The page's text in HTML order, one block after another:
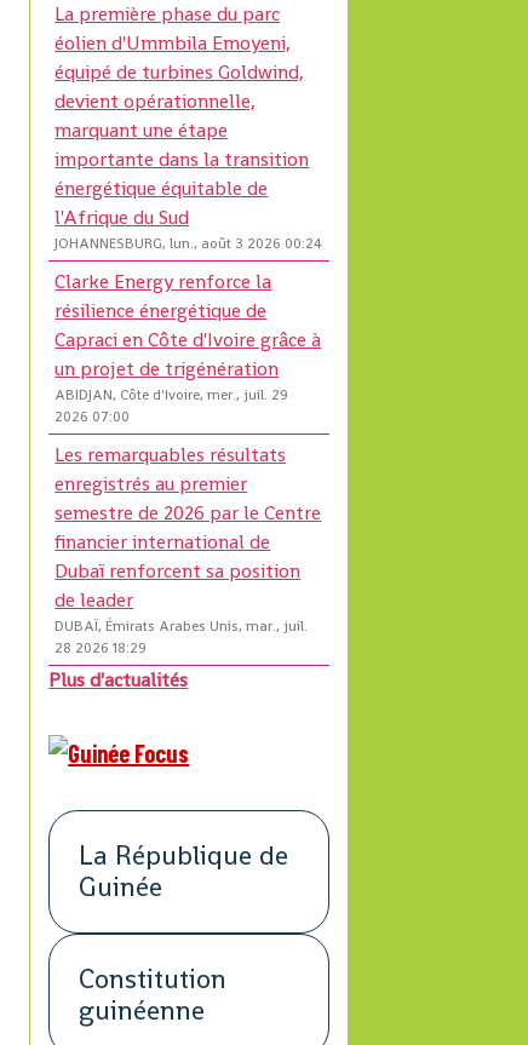
La première phase du parc
éolien d'Ummbila Emoyeni,
équipé de turbines Goldwind,
devient opérationnelle,
marquant une étape
importante dans la transition
énergétique équitable de
l'Afrique du Sud
JOHANNESBURG, lun., août 3 2026 00:24
Clarke Energy renforce la
résilience énergétique de
Capraci en Côte d'Ivoire grâce à
un projet de trigénération
ABIDJAN, Côte d'Ivoire, mer., juil. 29
2026 07:00
Les remarquables résultats
enregistrés au premier
semestre de 2026 par le Centre
financier international de
Dubaï renforcent sa position
de leader
DUBAÏ, Émirats Arabes Unis, mar., juil.
28 2026 18:29
Plus d'actualités
La République de
Guinée
Constitution
guinéenne